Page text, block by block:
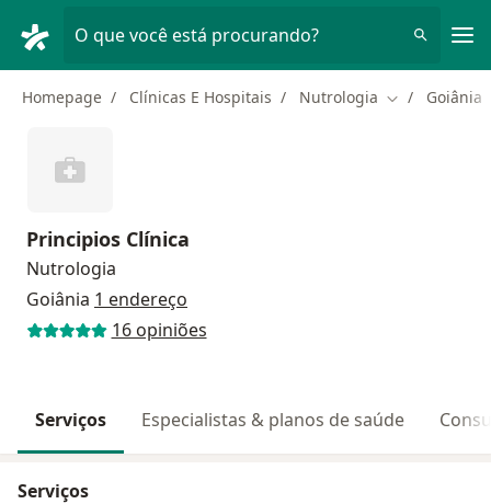
O que você está procurando?
Homepage Clínicas E Hospitais Nutrologia Mudar de
Goiânia
Principios Clínica
Nutrologia
Goiânia 1 endereço
16 opiniões
Serviços Especialistas & planos de saúde
Serviços